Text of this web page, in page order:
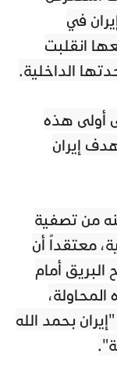
في
انقلبت
الداخلية.
أولى هذه
إيران
من تصفية
معتقداً أن
أمام
بحمد الله